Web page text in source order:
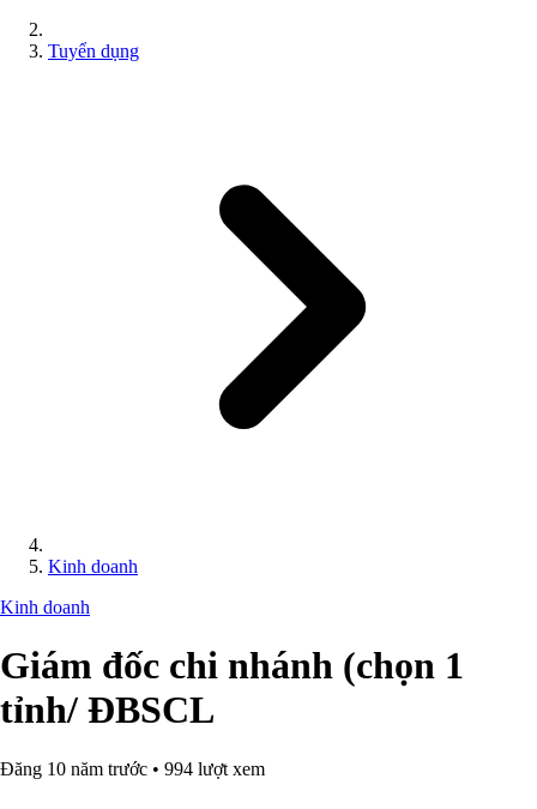
Tuyển dụng
Kinh doanh
Kinh doanh
Giám đốc chi nhánh (chọn 1
tỉnh/ ĐBSCL
Đăng 10 năm trước • 994 lượt xem